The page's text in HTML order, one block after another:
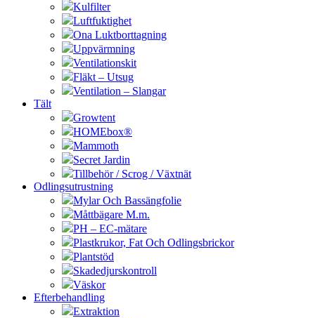
Kulfilter
Luftfuktighet
Ona Luktborttagning
Uppvärmning
Ventilationskit
Fläkt – Utsug
Ventilation – Slangar
Tält
Growtent
HOMEbox®
Mammoth
Secret Jardin
Tillbehör / Scrog / Växtnät
Odlingsutrustning
Mylar Och Bassängfolie
Måttbägare M.m.
PH – EC-mätare
Plastkrukor, Fat Och Odlingsbrickor
Plantstöd
Skadedjurskontroll
Väskor
Efterbehandling
Extraktion